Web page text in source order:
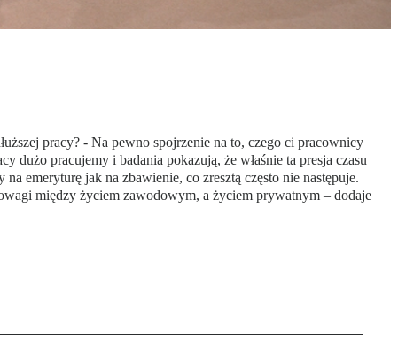
pracy? - Na pewno spojrzenie na to, czego ci pracownicy
pracujemy i badania pokazują, że właśnie ta presja czasu
emeryturę jak na zbawienie, co zresztą często nie następuje.
między życiem zawodowym, a życiem prywatnym – dodaje